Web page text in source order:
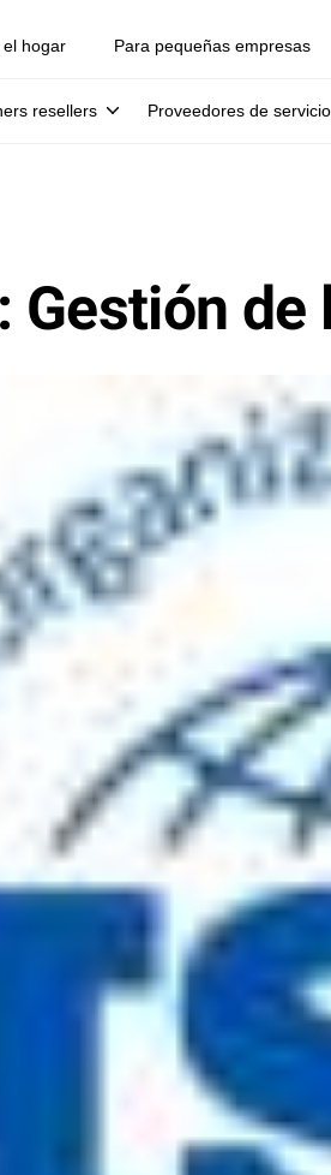
el hogar Para pequeñas empresas
resellers Proveedores de
Gestión